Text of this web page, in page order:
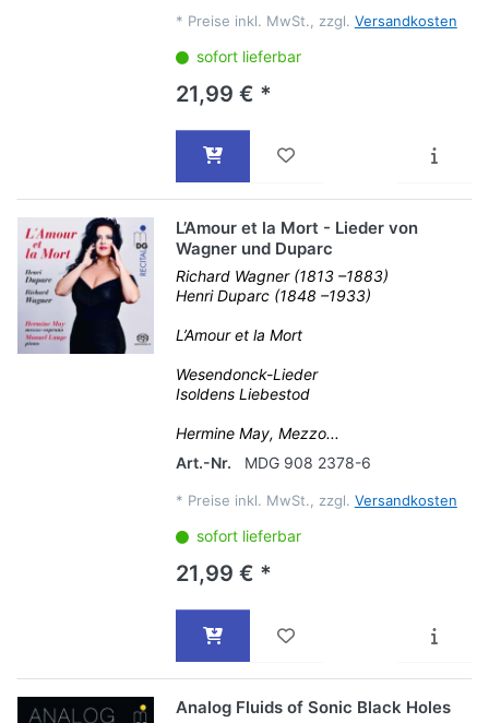
* Preise inkl. MwSt., zzgl. Versandkosten
sofort lieferbar
21,99 € *
L’Amour et la Mort - Lieder von
Wagner und Duparc
Richard Wagner (1813 –1883)
Henri Duparc (1848 –1933)
L’Amour et la Mort
Wesendonck-Lieder
Isoldens Liebestod
Hermine May, Mezzo...
Art.-Nr.
MDG 908 2378-6
* Preise inkl. MwSt., zzgl. Versandkosten
sofort lieferbar
21,99 € *
Analog Fluids of Sonic Black Holes